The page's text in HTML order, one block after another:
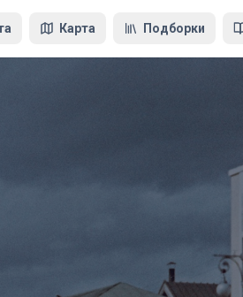
Карта Подборки